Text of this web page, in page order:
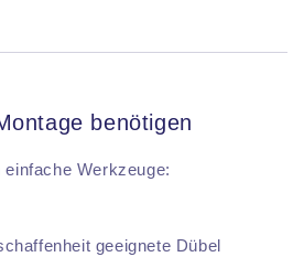
benötigen
Werkzeuge:
geeignete Dübel